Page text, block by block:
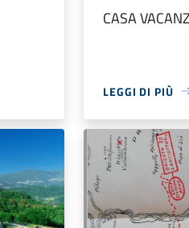
CASA
LEGGI DI PIÙ